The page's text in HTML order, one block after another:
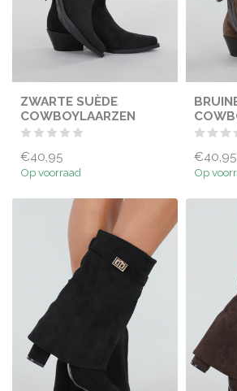
ZWARTE SUÈDE
COWBOYLAARZEN
€40,95
Op voorraad
€40,95
Op